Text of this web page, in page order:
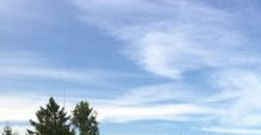
Zu
Inhalten
springen